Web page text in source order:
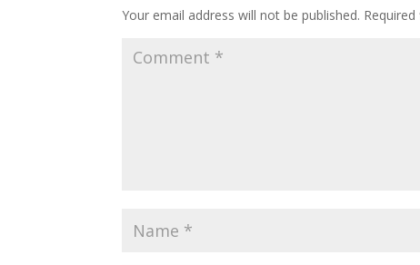
Your email address will not be published.